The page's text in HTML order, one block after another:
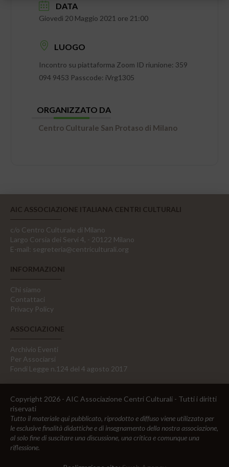
DATA
Giovedì 20 Maggio 2021 ore 21:00
LUOGO
Incontro su piattaforma Zoom ID riunione: 359
094 9453 Passcode: iVrg1305
ORGANIZZATO DA
Centro Culturale San Protaso di Milano
AIC ASSOCIAZIONE ITALIANA CENTRI CULTURALI
c/o Centro Culturale di Milano
Largo Corsia dei Servi 4, - 20122 Milano
E-mail: segreteria@centriculturali.org
INFORMAZIONI
Chi siamo
Contattaci
Privacy Policy
ASSOCIAZIONE
Archivio Eventi
Per Associarsi
Fondi Legge n.124 del 4 agosto 2017
Copyright 2026 - AIC Associazione Centri Culturali - Tutti i diritti
riservati
Tutto il materiale qui pubblicato, riprodotto e diffuso viene utilizzato per
le esclusive finalità didattiche e di insegnamento della nostra associazione,
al solo fine di suscitare una discussione, una critica e comunque una
riflessione.